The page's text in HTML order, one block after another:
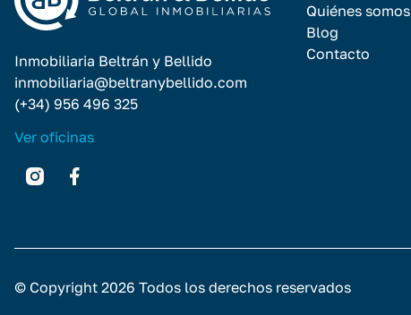
Inmobiliaria Beltrán y Bellido
inmobiliaria@beltranybellido.com
(+34) 956 496 325
Ver oficinas
Quiénes somos
Blog
Contacto
© Copyright 2026 Todos los derechos reservados